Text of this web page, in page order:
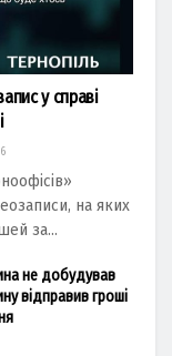
у справі
на яких
за...
не добудував
відправив гроші